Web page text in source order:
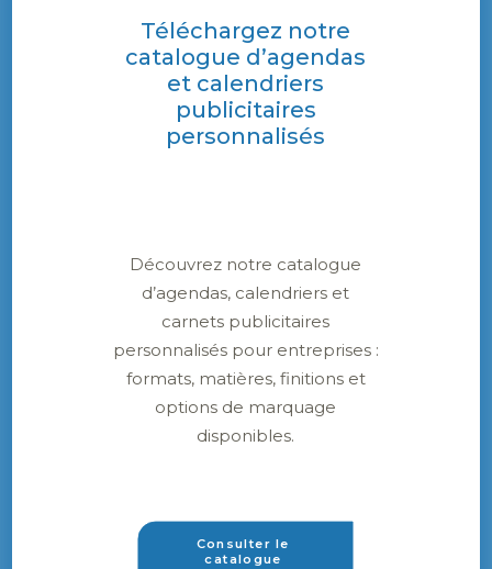
Téléchargez notre
catalogue d’agendas
et calendriers
publicitaires
personnalisés
Découvrez notre catalogue
d’agendas, calendriers et
carnets publicitaires
personnalisés pour entreprises :
formats, matières, finitions et
options de marquage
disponibles.
Consulter le
catalogue